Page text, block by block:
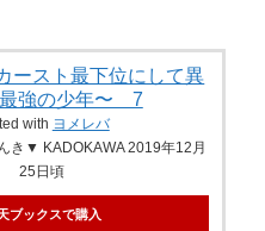
スト最下位にして異
強の少年〜 7
with ヨメレバ
き▼ KADOKAWA 2019年12月
25日頃
ブックスで購入